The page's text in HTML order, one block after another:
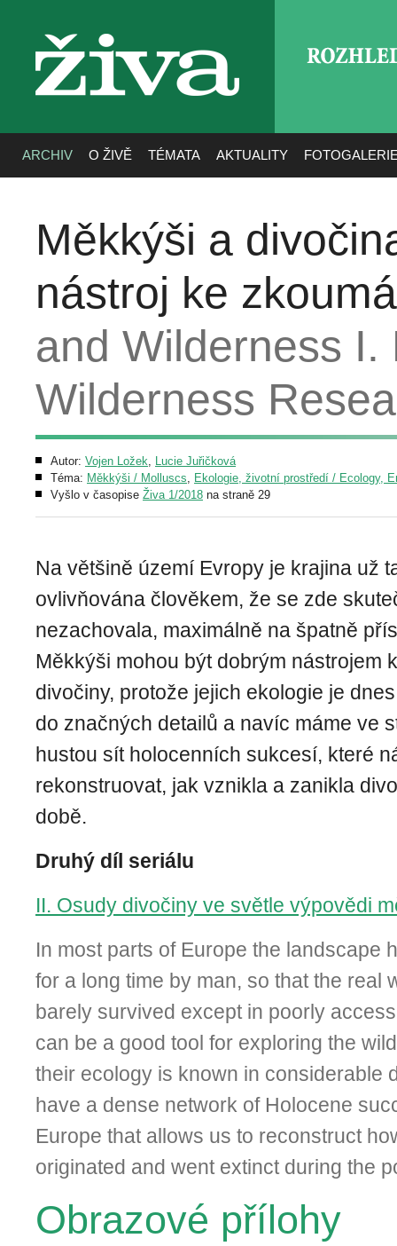
živa
ARCHIV O ŽIVĚ TÉMATA AKTUALITY
Měkkýši a
nástroj ke
and Wilderness I.
Wilderness
Autor: Vojen Ložek, Lucie Juřičková
Téma: Měkkýši / Molluscs, Ekologie, životní prostředí / Ecology,
Vyšlo v časopise Živa 1/2018 na straně 29
Na většině území Evropy je krajina už
ovlivňována člověkem, že se zde
nezachovala, maximálně na špatně
Měkkýši mohou být dobrým nástrojem
divočiny, protože jejich ekologie je
do značných detailů a navíc máme ve
hustou sít holocenních sukcesí, které
rekonstruovat, jak vznikla a zanikla
době.
Druhý díl seriálu
II. Osudy divočiny ve světle výpovědi
In most parts of Europe the landscape
for a long time by man, so that the real
barely survived except in poorly
can be a good tool for exploring the
their ecology is known in considerable
have a dense network of Holocene
Europe that allows us to reconstruct
originated and went extinct during the
Obrazové přílohy